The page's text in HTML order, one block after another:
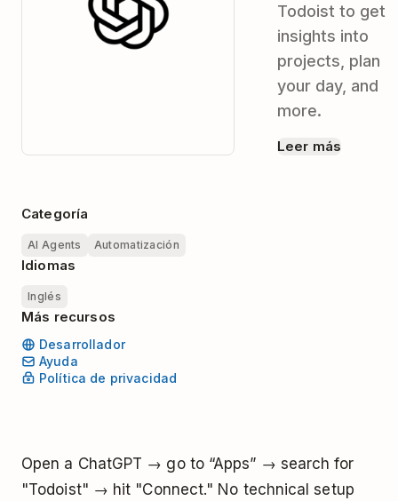
Todoist to get
insights into
projects, plan
your day, and
more.
Leer más
Categoría
AI Agents Automatización
Idiomas
Inglés
Más recursos
Desarrollador
Ayuda
Política de privacidad
Open a ChatGPT → go to “Apps” → search for
"Todoist" → hit "Connect." No technical setup